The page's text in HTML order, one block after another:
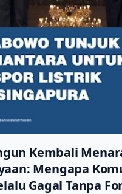
Kembali
Mengapa
Gagal Tanpa